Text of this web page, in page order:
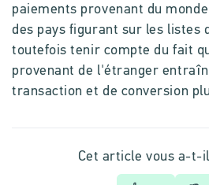
paiements provenant du
des pays figurant sur les listes
toutefois tenir compte du fait
provenant de l'étranger
transaction et de conversion
Cet article vous a-t-